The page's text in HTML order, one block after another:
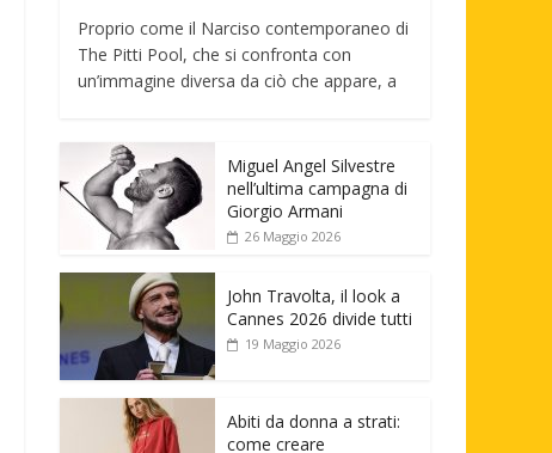
Proprio come il Narciso contemporaneo di
The Pitti Pool, che si confronta con
un’immagine diversa da ciò che appare, a
Miguel Angel Silvestre
nell’ultima campagna di
Giorgio Armani
26 Maggio 2026
John Travolta, il look a
Cannes 2026 divide tutti
19 Maggio 2026
Abiti da donna a strati:
come creare